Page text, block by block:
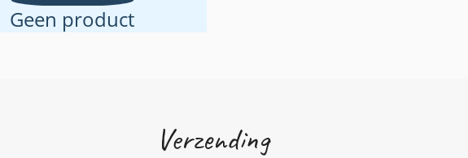
Geen product
Verzending